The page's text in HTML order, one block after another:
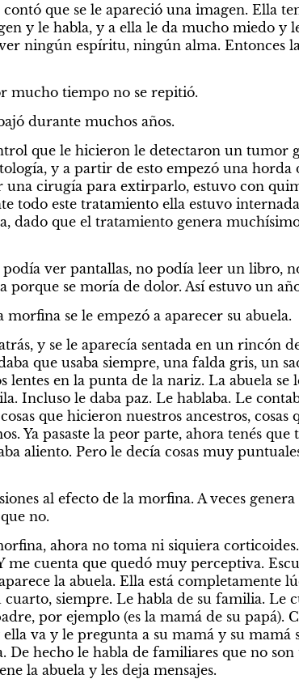
que se le apareció una imagen. Ella
y le habla, y a ella le da mucho miedo y
ningún espíritu, ningún alma. Entonces
mucho tiempo no se repitió.
durante muchos años.
que le hicieron le detectaron un tumor
y a partir de esto empezó una horda
cirugía para extirparlo, estuvo con
todo este tratamiento ella estuvo
dado que el tratamiento genera
ver pantallas, no podía leer un libro,
porque se moría de dolor. Así estuvo un
se le empezó a aparecer su abuela.
y se le aparecía sentada en un rincón
que usaba siempre, una falda gris, un
lentes en la punta de la nariz. La abuela se
Incluso le daba paz. Le hablaba. Le
que hicieron nuestros ancestros, cosas
Ya pasaste la peor parte, ahora tenés que
aliento. Pero le decía cosas muy
al efecto de la morfina. A veces genera
no.
ahora no toma ni siquiera
me cuenta que quedó muy perceptiva.
la abuela. Ella está completamente
cuarto, siempre. Le habla de su familia. Le
por ejemplo (es la mamá de su papá).
va y le pregunta a su mamá y su mamá
De hecho le habla de familiares que no son
la abuela y les deja mensajes.